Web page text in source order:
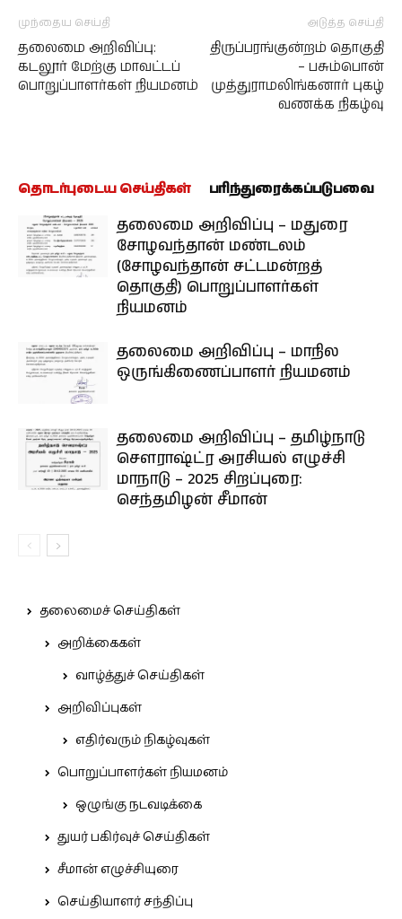
முந்தைய செய்தி
தலைமை அறிவிப்பு:
கடலூர் மேற்கு மாவட்டப்
பொறுப்பாளர்கள் நியமனம்
அடுத்த செய்தி
திருப்பரங்குன்றம் தொகுதி
– பசும்பொன்
முத்துராமலிங்கனார் புகழ்
வணக்க நிகழ்வு
தொடர்புடைய செய்திகள் பரிந்துரைக்கப்படுபவை
தலைமை அறிவிப்பு – மதுரை
சோழவந்தான் மண்டலம்
(சோழவந்தான் சட்டமன்றத்
தொகுதி) பொறுப்பாளர்கள்
நியமனம்
தலைமை அறிவிப்பு – மாநில
ஒருங்கிணைப்பாளர் நியமனம்
தலைமை அறிவிப்பு – தமிழ்நாடு
செளராஷ்ட்ர அரசியல் எழுச்சி
மாநாடு – 2025 சிறப்புரை:
செந்தமிழன் சீமான்
தலைமைச் செய்திகள்
அறிக்கைகள்
வாழ்த்துச் செய்திகள்
அறிவிப்புகள்
எதிர்வரும் நிகழ்வுகள்
பொறுப்பாளர்கள் நியமனம்
ஒழுங்கு நடவடிக்கை
துயர் பகிர்வுச் செய்திகள்
சீமான் எழுச்சியுரை
செய்தியாளர் சந்திப்பு